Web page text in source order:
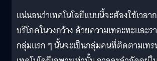
แน่นอนว่าเทคโนโลยีแบบนี้จะต้องใช้เวลา
บริโภคในวงกว้าง ด้วยความเทอะทะและ
กลุ่มแรก ๆ นั้นจะเป็นกลุ่มคนที่ติดตามเท